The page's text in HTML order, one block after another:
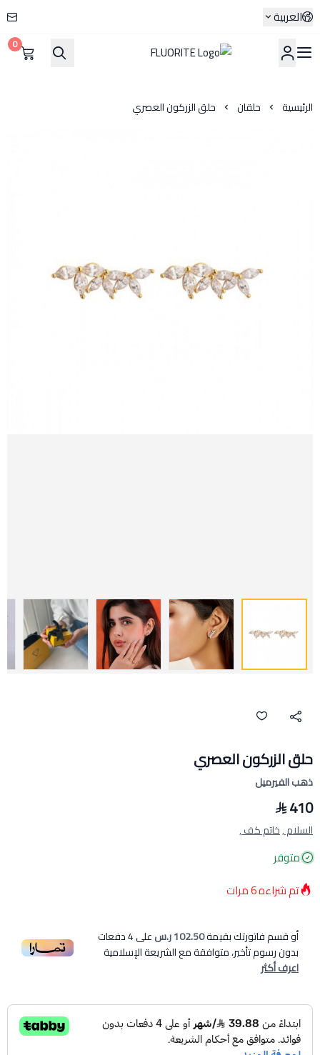
العربية
FLUORITE
0
الرئيسية حلقان حلق الزركون العصري
حلق الزركون العصري
ذهب الفيرميل
410
السلام ,خاتم كف ,
متوفر
تم شراءه6مرات
أو قسم فاتورتك بقيمة102.50 ر.س على4دفعات
بدون رسوم تأخير، متوافقة مع الشريعة الإسلامية
اعرف أكثر